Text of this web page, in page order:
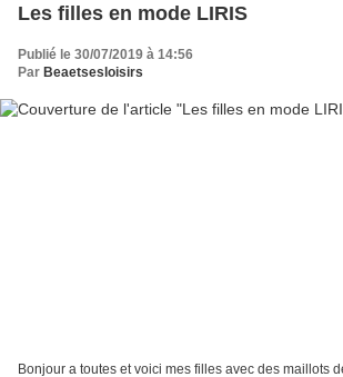
Les filles en mode LIRIS
Publié le 30/07/2019 à 14:56
Par Beaetsesloisirs
Bonjour a toutes et voici mes filles avec des maillots